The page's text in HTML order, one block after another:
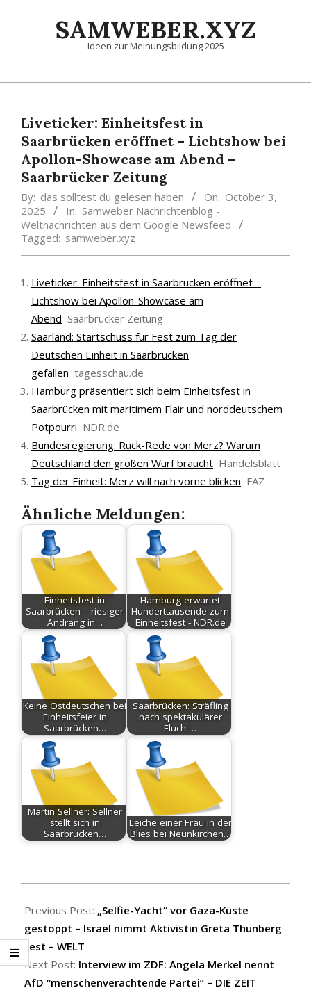
SAMWEBER.XYZ
Ideen zur Meinungsbildung 2025
Primary
MenuLiveticker: Einheitsfest in
Saarbrücken eröffnet – Lichtshow bei
Apollon-Showcase am Abend –
Saarbrücker Zeitung
By: das solltest du gelesen haben On: October 3,
2025
In: Samweber Nachrichtenblog -
Weltnachrichten aus dem Google Newsfeed
Tagged: samweber.xyz
Liveticker: Einheitsfest in Saarbrücken eröffnet –
Lichtshow bei Apollon-Showcase am
Abend Saarbrücker Zeitung
Saarland: Startschuss für Fest zum Tag der
Deutschen Einheit in Saarbrücken
gefallen tagesschau.de
Hamburg präsentiert sich beim Einheitsfest in
Saarbrücken mit maritimem Flair und norddeutschem
Potpourri NDR.de
Bundesregierung: Ruck-Rede von Merz? Warum
Deutschland den großen Wurf braucht Handelsblatt
Tag der Einheit: Merz will nach vorne blicken FAZ
Ähnliche Meldungen:
Einheitsfest in
Saarbrücken – riesiger
Andrang in…
Hamburg erwartet
Hunderttausende zum
Einheitsfest - NDR.de
Keine Ostdeutschen bei
Einheitsfeier in
Saarbrücken…
Saarbrücken: Sträfling
nach spektakulärer
Flucht…
Martin Sellner: Sellner
stellt sich in
Saarbrücken…
Leiche einer Frau in der
Blies bei Neunkirchen…
10-
03
Previous Post: „Selfie-Yacht“ vor Gaza-Küste
gestoppt – Israel nimmt Aktivistin Greta Thunberg
fest – WELT
Next Post: Interview im ZDF: Angela Merkel nennt
AfD “menschenverachtende Partei” – DIE ZEIT